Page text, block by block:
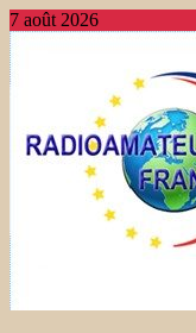
7 août 2026